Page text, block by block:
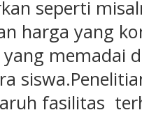
seperti
harga yang
memadai
fasilitas